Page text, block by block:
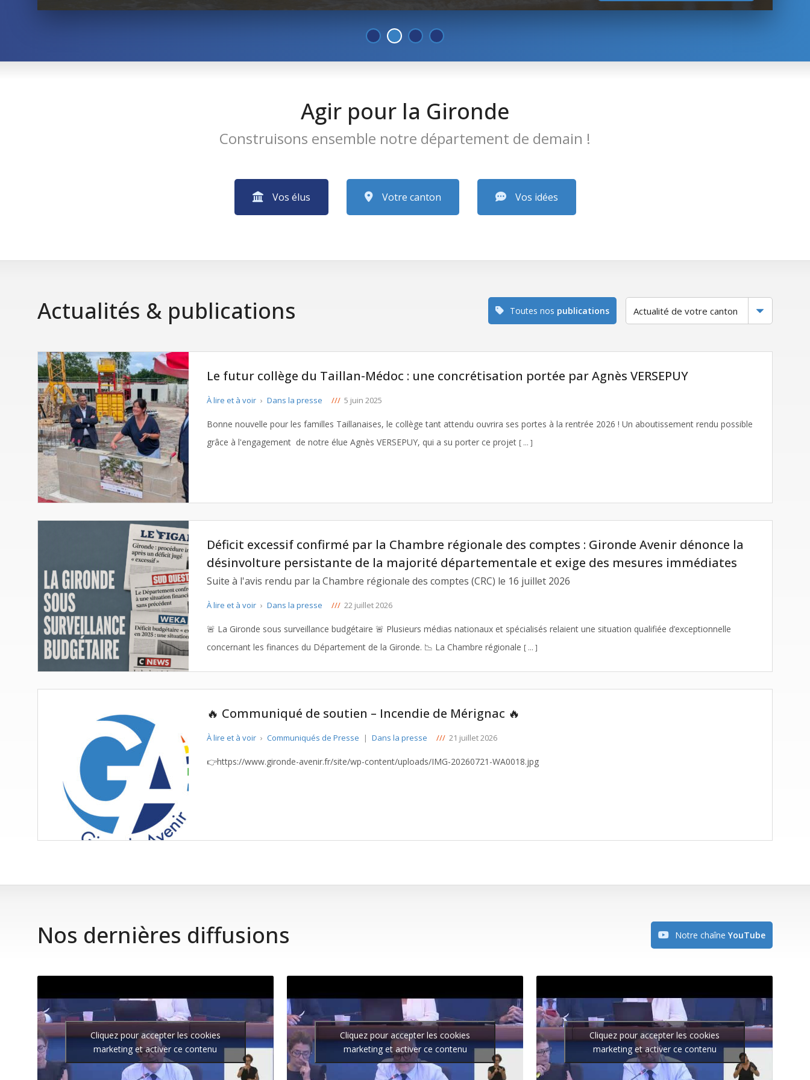
Agir pour la Gironde
Construisons ensemble notre département de demain !
Vos élus Votre canton Vos idées
Actualités & publications Toutes nos publications
Le futur collège du Taillan-Médoc : une concrétisation portée par Agnès VERSEPUY
À lire et à voir › Dans la presse /// 5 juin 2025
Bonne nouvelle pour les familles Taillanaises, le collège tant attendu ouvrira ses portes à la rentrée 2026 ! Un aboutissement rendu possible
grâce à l'engagement de notre élue Agnès VERSEPUY, qui a su porter ce projet [ … ]
Déficit excessif confirmé par la Chambre régionale des comptes : Gironde Avenir dénonce la
désinvolture persistante de la majorité départementale et exige des mesures immédiates
Suite à l'avis rendu par la Chambre régionale des comptes (CRC) le 16 juillet 2026
À lire et à voir › Dans la presse /// 22 juillet 2026
🚨 La Gironde sous surveillance budgétaire 🚨 Plusieurs médias nationaux et spécialisés relaient une situation qualifiée d’exceptionnelle
concernant les finances du Département de la Gironde. 📉 La Chambre régionale [ … ]
🔥 Communiqué de soutien – Incendie de Mérignac 🔥
À lire et à voir › Communiqués de Presse | Dans la presse /// 21 juillet 2026
👉https://www.gironde-avenir.fr/site/wp-content/uploads/IMG-20260721-WA0018.jpg
Nos dernières diffusions Notre chaîne YouTube
Cliquez pour accepter les cookies
marketing et activer ce contenu
Cliquez pour accepter les cookies
marketing et activer ce contenu
Cliquez pour accepter les cookies
marketing et activer ce contenu